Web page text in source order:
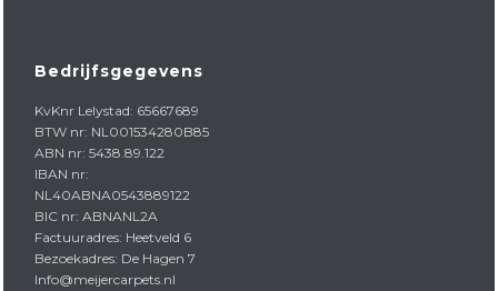
Bedrijfsgegevens
KvKnr Lelystad: 65667689
BTW nr: NL001534280B85
ABN nr: 5438.89.122
IBAN nr:
NL40ABNA0543889122
BIC nr: ABNANL2A
Factuuradres: Heetveld 6
Bezoekadres: De Hagen 7
Info@meijercarpets.nl